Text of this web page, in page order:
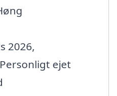
2026,
ejet